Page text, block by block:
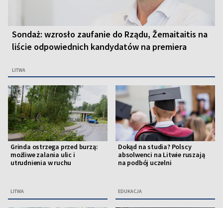
Sondaż: wzrosło zaufanie do Rządu, Žemaitaitis na
liście odpowiednich kandydatów na premiera
LITWA
Grinda ostrzega przed burzą:
możliwe zalania ulic i
utrudnienia w ruchu
LITWA
Dokąd na studia? Polscy
absolwenci na Litwie ruszają
na podbój uczelni
EDUKACJA